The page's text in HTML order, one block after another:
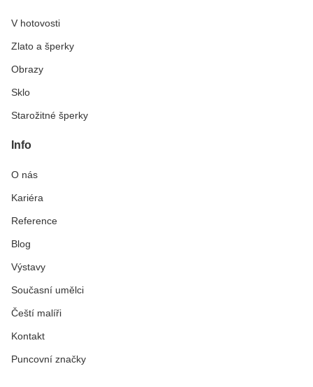
V hotovosti
Zlato a šperky
Obrazy
Sklo
Starožitné šperky
Info
O nás
Kariéra
Reference
Blog
Výstavy
Současní umělci
Čeští malíři
Kontakt
Puncovní značky